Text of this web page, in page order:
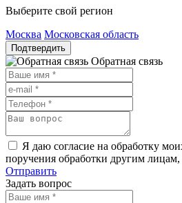
Выберите свой регион
Москва Московская область
Подтвердить
Обратная связь
Я даю согласие на обработку
поручения обработки другим
Отправить
Задать вопрос